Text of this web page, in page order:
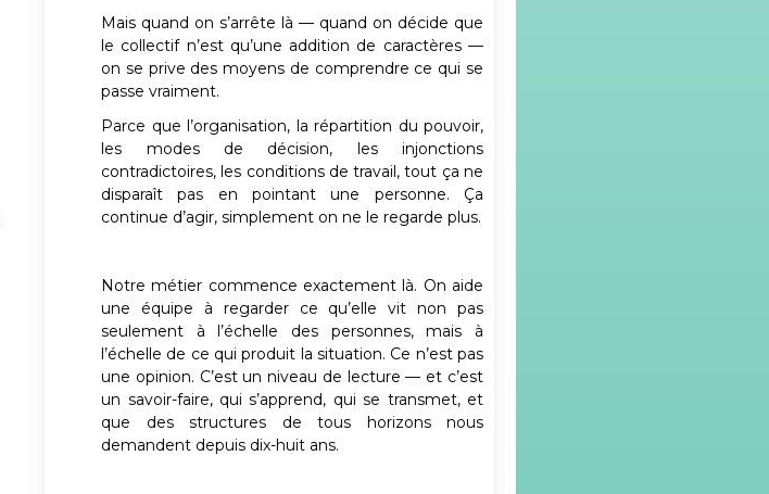
Mais quand on s’arrête là — quand on décide que
le collectif n’est qu’une addition de caractères —
on se prive des moyens de comprendre ce qui se
passe vraiment.
Parce que l’organisation, la répartition du pouvoir,
les modes de décision, les injonctions
contradictoires, les conditions de travail, tout ça ne
disparaît pas en pointant une personne. Ça
continue d’agir, simplement on ne le regarde plus.
Notre métier commence exactement là. On aide
une équipe à regarder ce qu’elle vit non pas
seulement à l’échelle des personnes, mais à
l’échelle de ce qui produit la situation. Ce n’est pas
une opinion. C’est un niveau de lecture — et c’est
un savoir-faire, qui s’apprend, qui se transmet, et
que des structures de tous horizons nous
demandent depuis dix-huit ans.